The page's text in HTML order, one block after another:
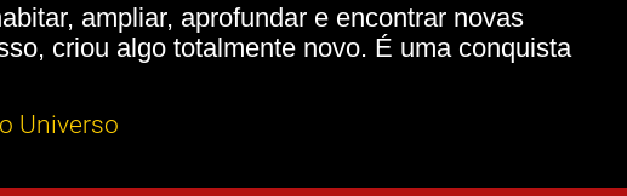
ampliar, aprofundar e encontrar novas
criou algo totalmente novo. É uma conquista
Universo